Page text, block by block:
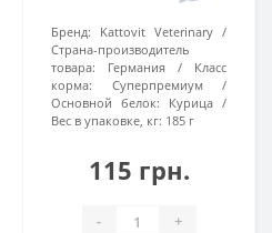
Бренд:
Kattovit Veterinary
Страна-производитель
товара:
Германия
Класс
корма:
Суперпремиум
Основной белок:
Курица
Вес в упаковке, кг: 185 г
115 грн.
- +